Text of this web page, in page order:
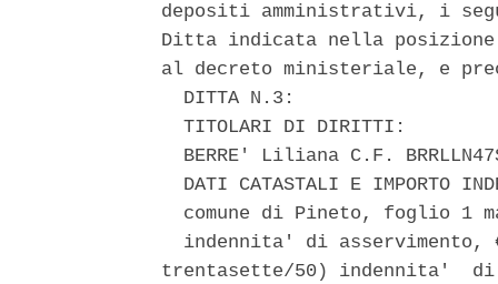
depositi amministrativi, i
Ditta indicata nella
al decreto ministeriale, e
  DITTA N.3:
  TITOLARI DI DIRITTI:
BERRE' Liliana C.F.
DATI CATASTALI E IMPORTO
comune di Pineto, foglio 1
indennita' di asservimento,
trentasette/50) indennita'  di